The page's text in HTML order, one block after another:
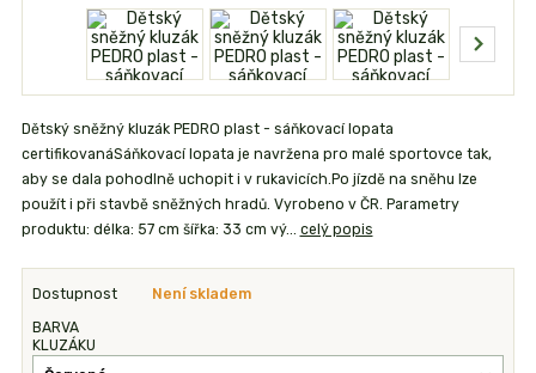
Dětský sněžný kluzák PEDRO plast - sáňkovací lopata
certifikovanáSáňkovací lopata je navržena pro malé sportovce tak,
aby se dala pohodlně uchopit i v rukavicích.Po jízdě na sněhu lze
použít i při stavbě sněžných hradů. Vyrobeno v ČR. Parametry
produktu: délka: 57 cm šířka: 33 cm vý... celý popis
Dostupnost Není skladem
BARVA
KLUZÁKU